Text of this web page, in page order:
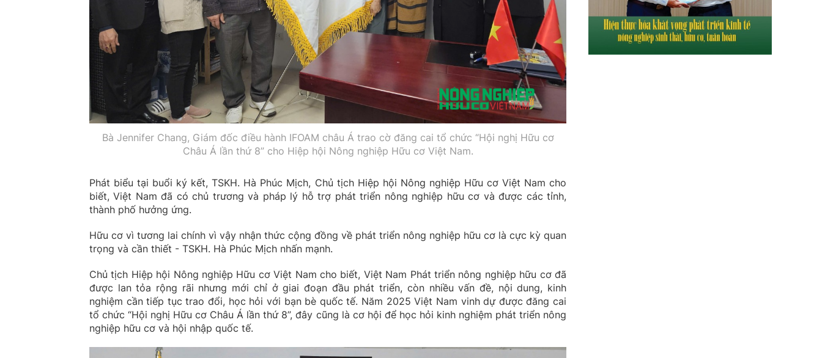
Bà Jennifer Chang, Giám đốc điều hành IFOAM châu Á trao cờ đăng cai tổ chức “Hội nghị Hữu cơ
Châu Á lần thứ 8” cho Hiệp hội Nông nghiệp Hữu cơ Việt Nam.
Phát biểu tại buổi ký kết, TSKH. Hà Phúc Mịch, Chủ tịch Hiệp hội Nông nghiệp Hữu cơ Việt Nam cho
biết, Việt Nam đã có chủ trương và pháp lý hỗ trợ phát triển nông nghiệp hữu cơ và được các tỉnh,
thành phố hưởng ứng.
Hữu cơ vì tương lai chính vì vậy nhận thức cộng đồng về phát triển nông nghiệp hữu cơ là cực kỳ quan
trọng và cần thiết - TSKH. Hà Phúc Mịch nhấn mạnh.
Chủ tịch Hiệp hội Nông nghiệp Hữu cơ Việt Nam cho biết, Việt Nam Phát triển nông nghiệp hữu cơ đã
được lan tỏa rộng rãi nhưng mới chỉ ở giai đoạn đầu phát triển, còn nhiều vấn đề, nội dung, kinh
nghiệm cần tiếp tục trao đổi, học hỏi với bạn bè quốc tế. Năm 2025 Việt Nam vinh dự được đăng cai
tổ chức “Hội nghị Hữu cơ Châu Á lần thứ 8”, đây cũng là cơ hội để học hỏi kinh nghiệm phát triển nông
nghiệp hữu cơ và hội nhập quốc tế.